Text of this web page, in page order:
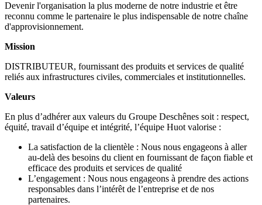
Devenir l'organisation la plus moderne de notre industrie et être
reconnu comme le partenaire le plus indispensable de notre chaîne
d'approvisionnement.
Mission
DISTRIBUTEUR, fournissant des produits et services de qualité
reliés aux infrastructures civiles, commerciales et institutionnelles.
Valeurs
En plus d’adhérer aux valeurs du Groupe Deschênes soit : respect,
équité, travail d’équipe et intégrité, l’équipe Huot valorise :
La satisfaction de la clientèle : Nous nous engageons à aller
au-delà des besoins du client en fournissant de façon fiable et
efficace des produits et services de qualité
L’engagement : Nous nous engageons à prendre des actions
responsables dans l’intérêt de l’entreprise et de nos
partenaires.